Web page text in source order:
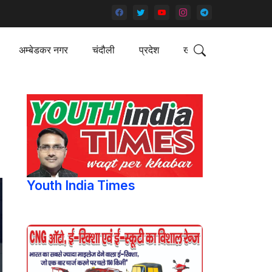
अम्बेडकर नगर चंदौली प्रदेश खेल
Youth India Times